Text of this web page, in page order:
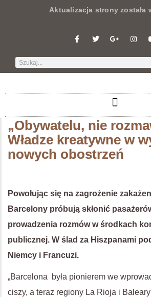
Aktualizacja strony została
„Obywatelu, nie
Władze kreatywne w
nowych obostrzeń
Powołując się na zagrożenie
Barcelony próbują skłonić
prowadzenia rozmów w środkach
publicznej. W ślad za Hiszpanami
Niemcy i Francuzi.
„Barcelona była pionierem we
ciszy, a teraz regiony La Rioja i